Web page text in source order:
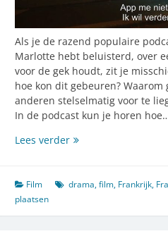
Als je de razend populaire
Marlotte hebt beluisterd, over
voor de gek houdt, zit je
hoe kon dit gebeuren?
anderen stelselmatig voor te
In de podcast kun je horen
Lees verderOnvoorstelbaar
Film drama,film, Frankrijk,
plaatsen